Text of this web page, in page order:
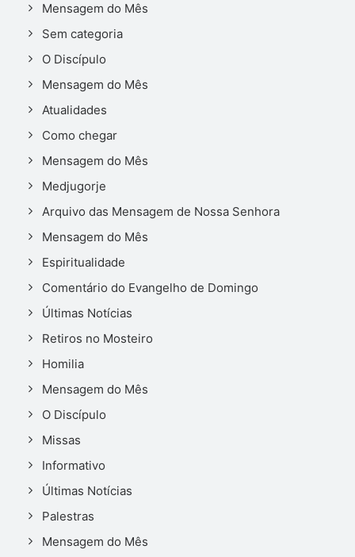
Mensagem do Mês
Sem categoria
O Discípulo
Mensagem do Mês
Atualidades
Como chegar
Mensagem do Mês
Medjugorje
Arquivo das Mensagem de Nossa Senhora
Mensagem do Mês
Espiritualidade
Comentário do Evangelho de Domingo
Últimas Notícias
Retiros no Mosteiro
Homilia
Mensagem do Mês
O Discípulo
Missas
Informativo
Últimas Notícias
Palestras
Mensagem do Mês